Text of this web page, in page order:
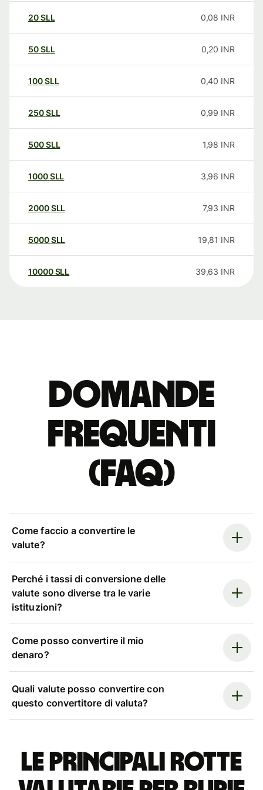
20SLL 0,08 INR
50SLL 0,20 INR
100SLL 0,40 INR
250SLL 0,99 INR
500SLL 1,98 INR
1000SLL 3,96 INR
2000SLL 7,93 INR
5000SLL 19,81 INR
10000 SLL 39,63 INR
Domande
Frequenti
(FAQ)
Come faccio a convertire le
valute?
Perché i tassi di conversione delle
valute sono diverse tra le varie
istituzioni?
Come posso convertire il mio
denaro?
Quali valute posso convertire con
questo convertitore di valuta?
Le principali rotte